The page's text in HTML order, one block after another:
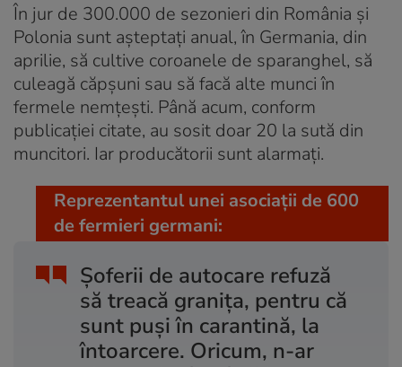
În jur de 300.000 de sezonieri din România şi
Polonia sunt aşteptaţi anual, în Germania, din
aprilie, să cultive coroanele de sparanghel, să
culeagă căpşuni sau să facă alte munci în
fermele nemţeşti. Până acum, conform
publicaţiei citate, au sosit doar 20 la sută din
muncitori. Iar producătorii sunt alarmaţi.
Şoferii de autocare refuză
să treacă graniţa, pentru că
sunt puşi în carantină, la
întoarcere. Oricum, n-ar
Reprezentantul unei asociaţii de 600
de fermieri germani: